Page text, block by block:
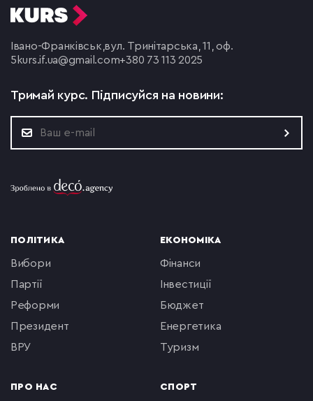
Івано-Франківськ,вул. Тринітарська, 11, оф.
5 kurs.if.ua@gmail.com+380 73 113 2025
Тримай курс. Підписуйся на новини:
ПОЛІТИКА
вибори
партії
реформи
президент
ВРУ
ПРО НАС
ЕКОНОМІКА
фінанси
інвестиції
бюджет
енергетика
туризм
СПОРТ